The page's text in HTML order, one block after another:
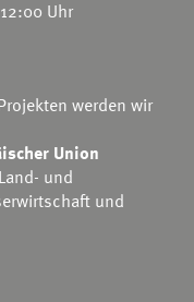
Uhr
werden wir
Union
und
und